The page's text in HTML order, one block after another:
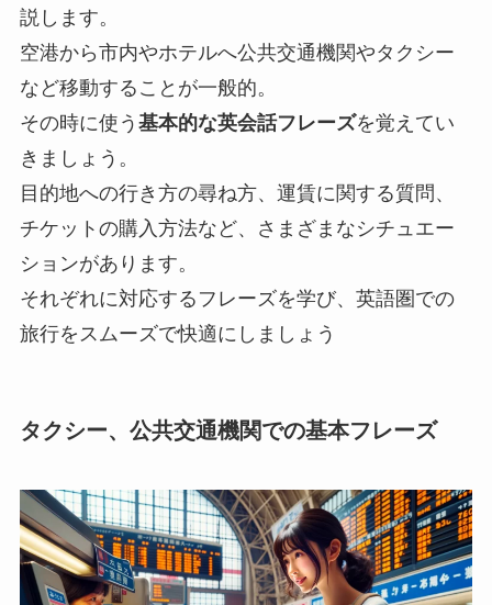
説します。
空港から市内やホテルへ公共交通機関やタクシー
など移動することが一般的。
その時に使う 基本的な英会話フレーズを覚えてい
きましょう。
目的地への行き方の尋ね方、運賃に関する質問、
チケットの購入方法など、さまざまなシチュエー
ションがあります。
それぞれに対応するフレーズを学び、英語圏での
旅行をスムーズで快適にしましょう
タクシー、公共交通機関での基本フレーズ